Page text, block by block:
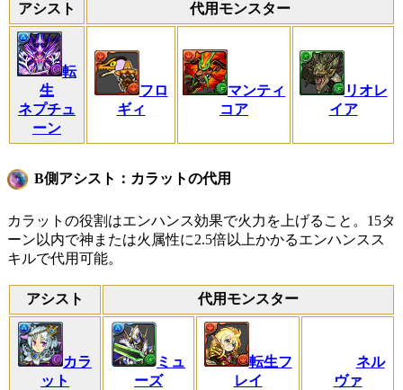
アシスト 代用モンスター
転
生
ネプチュ
ーン
フロ
ギィ
マンティ
コア
リオレ
イア
B側アシスト：カラットの代用
カラットの役割はエンハンス効果で火力を上げること。15タ
ーン以内で神または火属性に2.5倍以上かかるエンハンスス
キルで代用可能。
アシスト 代用モンスター
カラ
ット
ミュ
ーズ
転生フ
レイ
ネル
ヴァ